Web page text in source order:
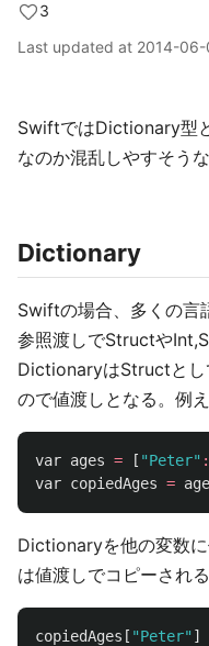
3
Last updated at 2014-06-
SwiftではDictionary型
なのか混乱しやすそう
Dictionary
Swiftの場合、多くの言
参照渡しでStructや
DictionaryはStructとし
ので値渡しとなる。例
var ages = [ "Peter" :
var copiedAges =
Dictionaryを他の変数
は値渡しでコピーされ
copiedAges [ "Peter" ]